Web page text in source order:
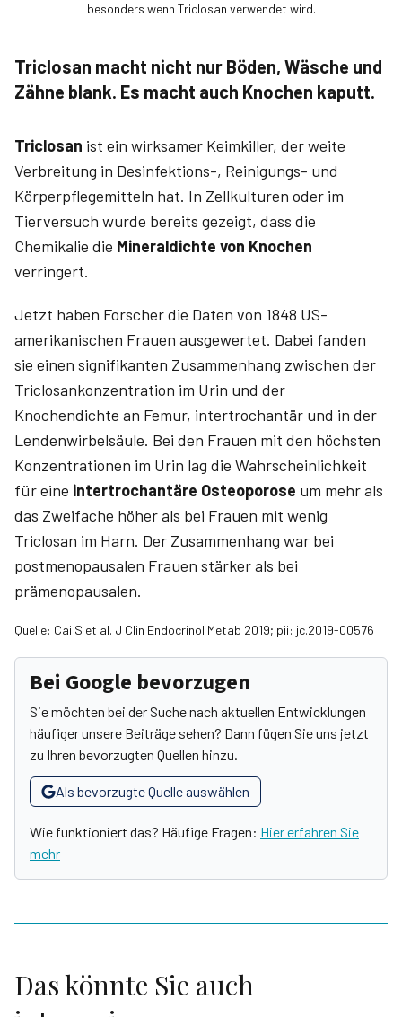
besonders wenn Triclosan verwendet wird.
Triclosan macht nicht nur Böden, Wäsche und
Zähne blank. Es macht auch Knochen kaputt.
Triclosan ist ein wirksamer Keimkiller, der weite
Verbreitung in Desinfektions-, Reinigungs- und
Körperpflegemitteln hat. In Zellkulturen oder im
Tierversuch wurde bereits gezeigt, dass die
Chemikalie die Mineraldichte von Knochen
verringert.
Jetzt haben Forscher die Daten von 1848 US-
amerikanischen Frauen ausgewertet. Dabei fanden
sie einen signifikanten Zusammenhang zwischen der
Triclosankonzentration im Urin und der
Knochendichte an Femur, intertrochantär und in der
Lendenwirbelsäule. Bei den Frauen mit den höchsten
Konzentrationen im Urin lag die Wahrscheinlichkeit
für eine intertrochantäre Osteoporose um mehr als
das Zweifache höher als bei Frauen mit wenig
Triclosan im Harn. Der Zusammenhang war bei
postmenopausalen Frauen stärker als bei
prämenopausalen.
Quelle: Cai S et al. J Clin Endocrinol Metab 2019; pii: jc.2019-00576
Bei Google bevorzugen
Sie möchten bei der Suche nach aktuellen Entwicklungen
häufiger unsere Beiträge sehen? Dann fügen Sie uns jetzt
zu Ihren bevorzugten Quellen hinzu.
Als bevorzugte Quelle auswählen
Wie funktioniert das? Häufige Fragen: Hier erfahren Sie
mehr
Das könnte Sie auch